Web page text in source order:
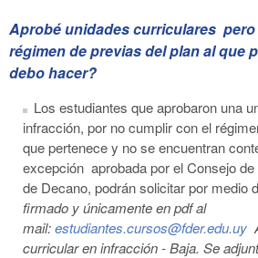
Aprobé unidades curriculares
régimen de previas del plan al que
debo hacer?
Los estudiantes que aprobaron una
infracción, por no cumplir con el
que pertenece y no se encuentran
excepción aprobada por el Consejo
de Decano, podrán solicitar por medio
firmado y únicamente en pdf al
mail:estudiantes.cursos@fder.edu.uy
curricular en infracción - Baja. Se